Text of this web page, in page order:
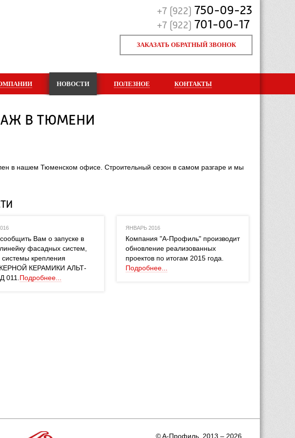
+7 (922) 750-09-23
+7 (922) 701-00-17
ЗАКАЗАТЬ ОБРАТНЫЙ ЗВОНОК
НОВОСТИ ПОЛЕЗНОЕ КОНТАКТЫ
В ТЮМЕНИ
в нашем Тюменском офисе. Строительный сезон в самом разгаре и мы
Вам о запуске в
фасадных систем,
системы крепления
КЕРАМИКИ АЛЬТ-
011. Подробнее...
ЯНВАРЬ 2016
Компания "А-Профиль" производит
обновление реализованных
проектов по итогам 2015 года.
Подробнее...
© A-Профиль, 2013 – 2026